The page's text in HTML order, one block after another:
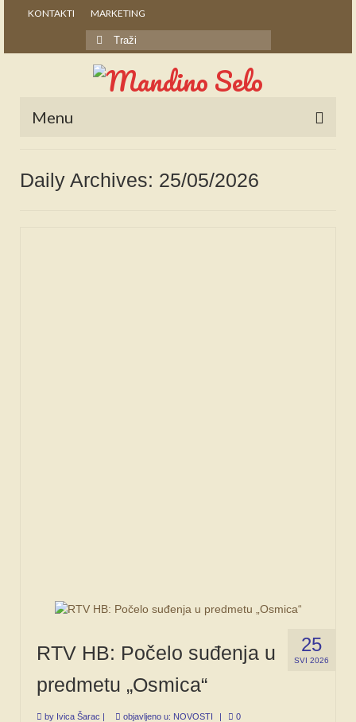
KONTAKTI MARKETING
Search
for:
Menu
NOVOSTI
Daily Archives: 25/05/2026
25
SVI 2026
RTV HB: Počelo suđenja u
predmetu „Osmica“
by Ivica Šarac | objavljeno u: NOVOSTI | 0